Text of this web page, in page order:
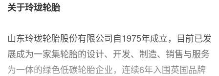
关于玲珑轮胎
山东玲珑轮胎股份有限公司自1975年成立，目前已发
展成为一家集轮胎的设计、开发、制造、销售与服务
为一体的绿色低碳轮胎企业，连续6年入围英国品牌